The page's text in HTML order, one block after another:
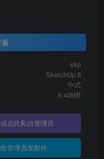
skp
SketchUp 8
中式
6.42MB
点此私信管理员
管理员发邮件